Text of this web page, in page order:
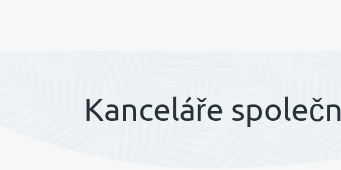
Jungle Raketa
Kanceláře